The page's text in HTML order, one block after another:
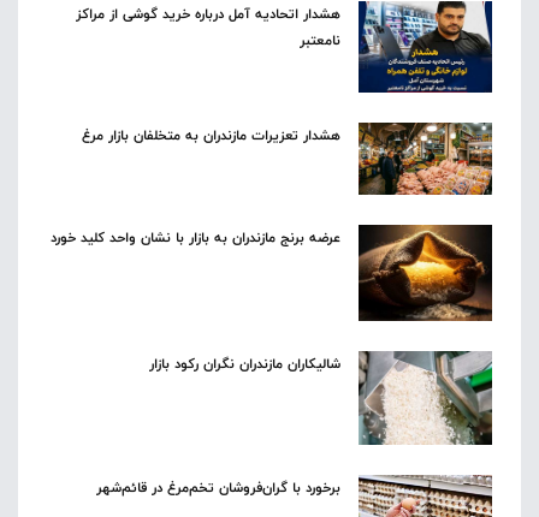
هشدار اتحادیه آمل درباره خرید گوشی از مراکز
نامعتبر
هشدار تعزیرات مازندران به متخلفان بازار مرغ
عرضه برنج مازندران به بازار با نشان واحد کلید خورد
شالیکاران مازندران نگران رکود بازار
برخورد با گران‌فروشان تخم‌مرغ در قائم‌شهر